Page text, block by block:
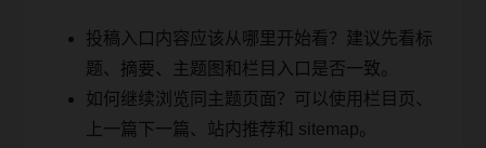
投稿入口内容应该从哪里开始看？建议先看标
题、摘要、主题图和栏目入口是否一致。
如何继续浏览同主题页面？可以使用栏目页、
上一篇下一篇、站内推荐和 sitemap。